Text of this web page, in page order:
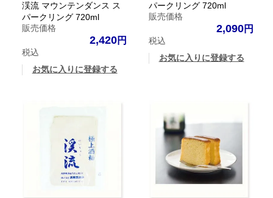
渓流 マウンテンダンス ス
パークリング 720ml
販売価格
2,420
税込
お気に入りに登録する
パークリング 720ml
販売価格
2,090
税込
お気に入りに登録する